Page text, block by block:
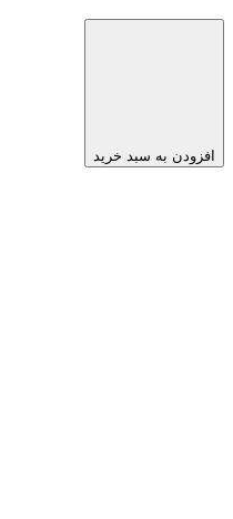
افزودن به سبد خرید